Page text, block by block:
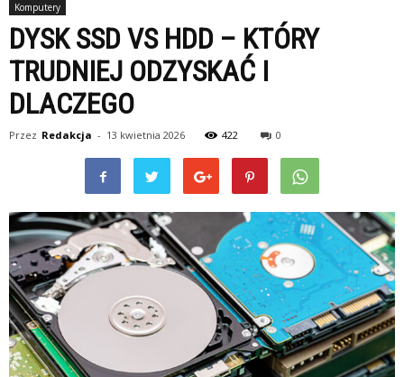
Komputery
DYSK SSD VS HDD – KTÓRY
TRUDNIEJ ODZYSKAĆ I
DLACZEGO
Przez Redakcja - 13 kwietnia 2026 422 0